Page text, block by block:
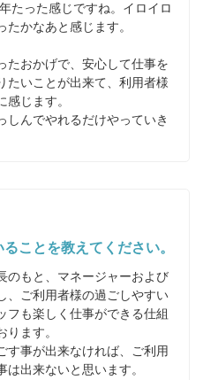
たった感じですね。イロイロ
かなあと感じます。
たおかげで、安心して仕事を
たいことが出来て、利用者様
じます。
しんでやれるだけやっていき
ことを教えてください。
のもと、マネージャーおよび
、ご利用者様の過ごしやすい
フも楽しく仕事ができる仕組
ます。
す事が出来なければ、ご利用
出来ないと思います。